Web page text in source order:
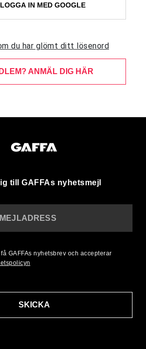
LOGGA IN MED GOOGLE
du har glömt ditt lösenord
ANMÄL DIG HÄR
till GAFFAs nyhetsmejl
SKICKA
GAFFAs nyhetsbrev och accepterar